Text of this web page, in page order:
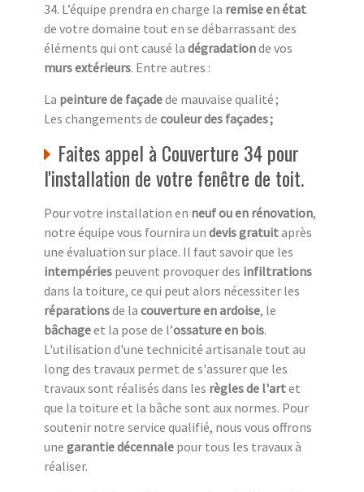
34. L’équipe prendra en charge la remise en état
de votre domaine tout en se débarrassant des
éléments qui ont causé la dégradationde vos
murs extérieurs. Entre autres :
La peinture de façadede mauvaise qualité ;
Les changements de couleur des façades ;
Faites appel à Couverture 34 pour
l'installation de votre fenêtre de toit.
Pour votre installation en neuf ou en rénovation,
notre équipe vous fournira un devis gratuitaprès
une évaluation sur place. Il faut savoir que les
intempéries peuvent provoquer des infiltrations
dans la toiture, ce qui peut alors nécessiter les
réparationsde la couverture en ardoise, le
bâchageet la pose de l’ossature en bois.
L'utilisation d'une technicité artisanale tout au
long des travaux permet de s'assurer que les
travaux sont réalisés dans les règles de l'artet
que la toiture et la bâche sont aux normes. Pour
soutenir notre service qualifié, nous vous offrons
une garantie décennale pour tous les travaux à
réaliser.